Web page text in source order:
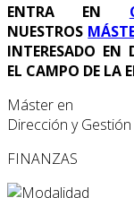
ENTRA EN
NUESTROS
INTERESADO EN
EL CAMPO DE LA
Máster en
Dirección y
FINANZAS